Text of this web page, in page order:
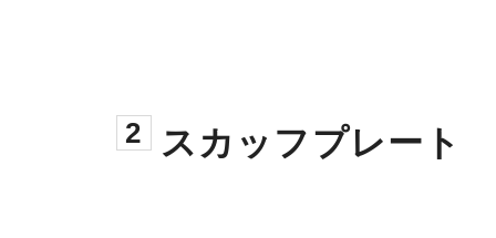
2 スカッフプレート